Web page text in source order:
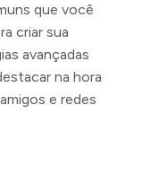
que você
criar sua
avançadas
na hora
e redes